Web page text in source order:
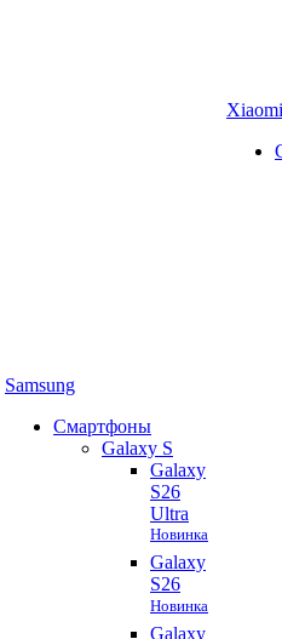
Samsung
Смартфоны
Galaxy S
Galaxy
S26
Ultra
Новинка
Galaxy
S26
Новинка
Galaxy
Xiaomi